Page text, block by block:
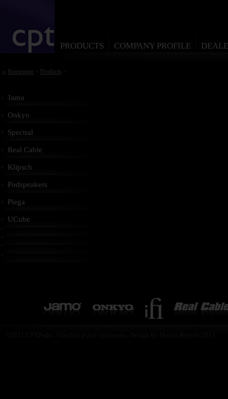
PRODUCTS COMPANY PROFILE
Homepage Products
Jamo
Onkyo
Spectral
Real Cable
Klipsch
Podspeakers
Piega
UCube